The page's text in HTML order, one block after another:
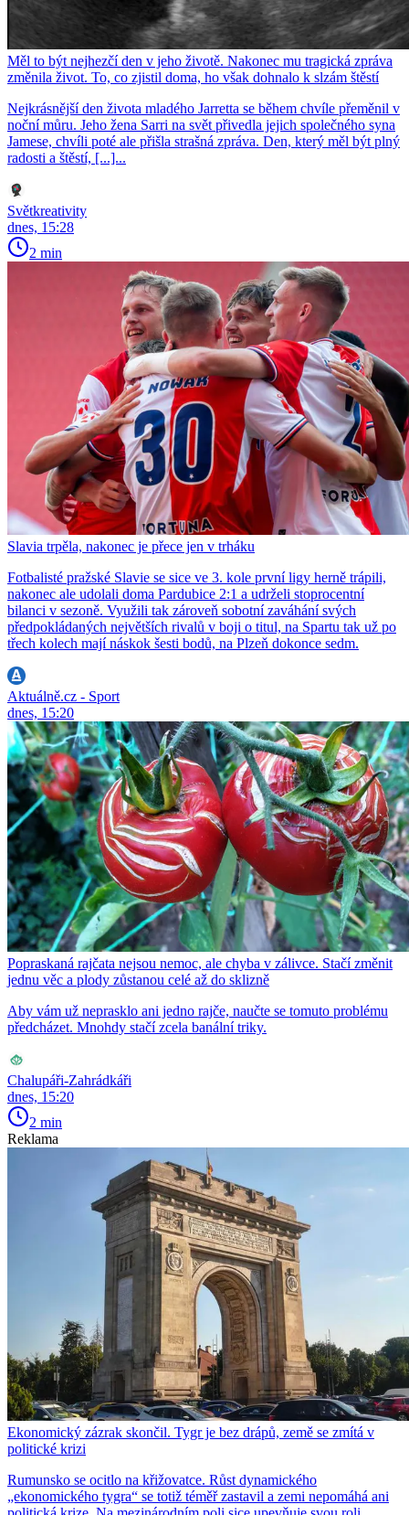
Měl to být nejhezčí den v jeho životě. Nakonec mu tragická zpráva
změnila život. To, co zjistil doma, ho však dohnalo k slzám štěstí
Nejkrásnější den života mladého Jarretta se během chvíle přeměnil v
noční můru. Jeho žena Sarri na svět přivedla jejich společného syna
Jamese, chvíli poté ale přišla strašná zpráva. Den, který měl být plný
radosti a štěstí, [...]...
Světkreativity
dnes, 15:28
2 min
Slavia trpěla, nakonec je přece jen v trháku
Fotbalisté pražské Slavie se sice ve 3. kole první ligy herně trápili,
nakonec ale udolali doma Pardubice 2:1 a udrželi stoprocentní
bilanci v sezoně. Využili tak zároveň sobotní zaváhání svých
předpokládaných největších rivalů v boji o titul, na Spartu tak už po
třech kolech mají náskok šesti bodů, na Plzeň dokonce sedm.
Aktuálně.cz - Sport
dnes, 15:20
Popraskaná rajčata nejsou nemoc, ale chyba v zálivce. Stačí změnit
jednu věc a plody zůstanou celé až do sklizně
Aby vám už neprasklo ani jedno rajče, naučte se tomuto problému
předcházet. Mnohdy stačí zcela banální triky.
Chalupáři-Zahrádkáři
dnes, 15:20
2 min
Reklama
Ekonomický zázrak skončil. Tygr je bez drápů, země se zmítá v
politické krizi
Rumunsko se ocitlo na křižovatce. Růst dynamického
„ekonomického tygra“ se totiž téměř zastavil a zemi nepomáhá ani